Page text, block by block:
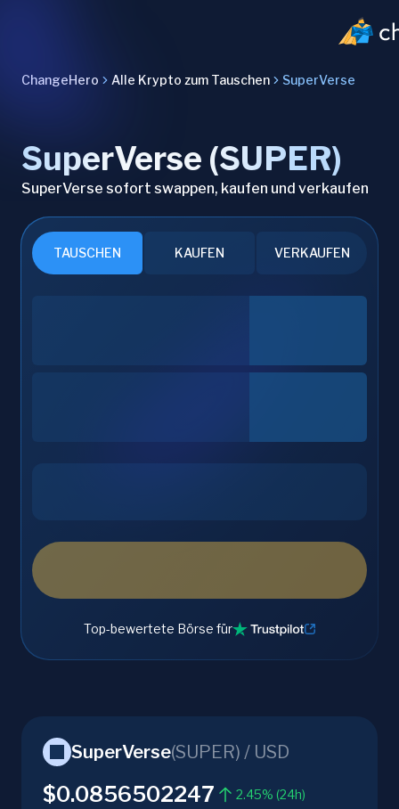
ChangeHero Alle Krypto zum Tauschen SuperVerse
SuperVerse (SUPER)
SuperVerse sofort swappen, kaufen und verkaufen
TAUSCHEN KAUFEN VERKAUFEN
Top-bewertete Börse für
SuperVerse(SUPER) / USD
$0.0856502247 2.45% (24h)